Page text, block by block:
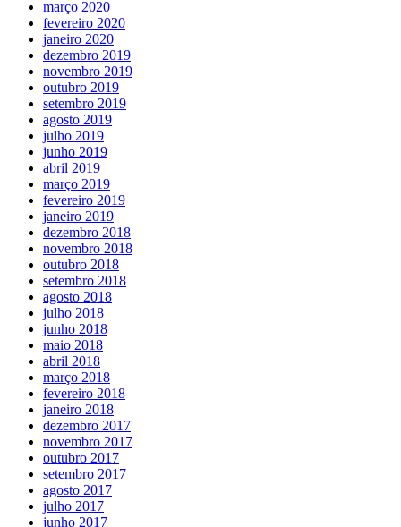
março 2020
fevereiro 2020
janeiro 2020
dezembro 2019
novembro 2019
outubro 2019
setembro 2019
agosto 2019
julho 2019
junho 2019
abril 2019
março 2019
fevereiro 2019
janeiro 2019
dezembro 2018
novembro 2018
outubro 2018
setembro 2018
agosto 2018
julho 2018
junho 2018
maio 2018
abril 2018
março 2018
fevereiro 2018
janeiro 2018
dezembro 2017
novembro 2017
outubro 2017
setembro 2017
agosto 2017
julho 2017
junho 2017